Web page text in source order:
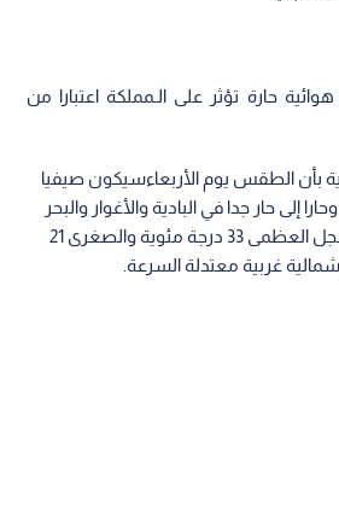
حارة تؤثر على الـمملكة اعتبارا من
بأن الطقس يوم الأربعاءسيكون صيفيا
إلى حار جدا في البادية والأغوار والبحر
الـميت والعقبة، حيث تسجل العظمى 33 درجة مئوية والصغرى 21
غربية معتدلة السرعة.